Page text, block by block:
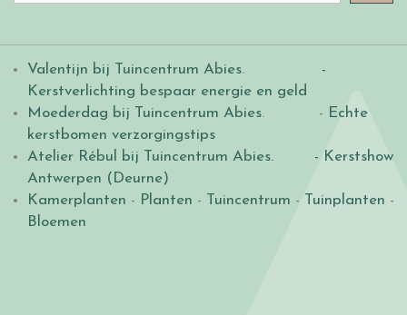
Valentijn bij Tuincentrum Abies.
-
Kerstverlichting bespaar energie en geld
Moederdag bij Tuincentrum Abies. - Echte
kerstbomen verzorgingstips
Atelier Rébul bij Tuincentrum Abies.
- Kerstshow
Antwerpen (Deurne)
Kamerplanten - Planten - Tuincentrum - Tuinplanten -
Bloemen